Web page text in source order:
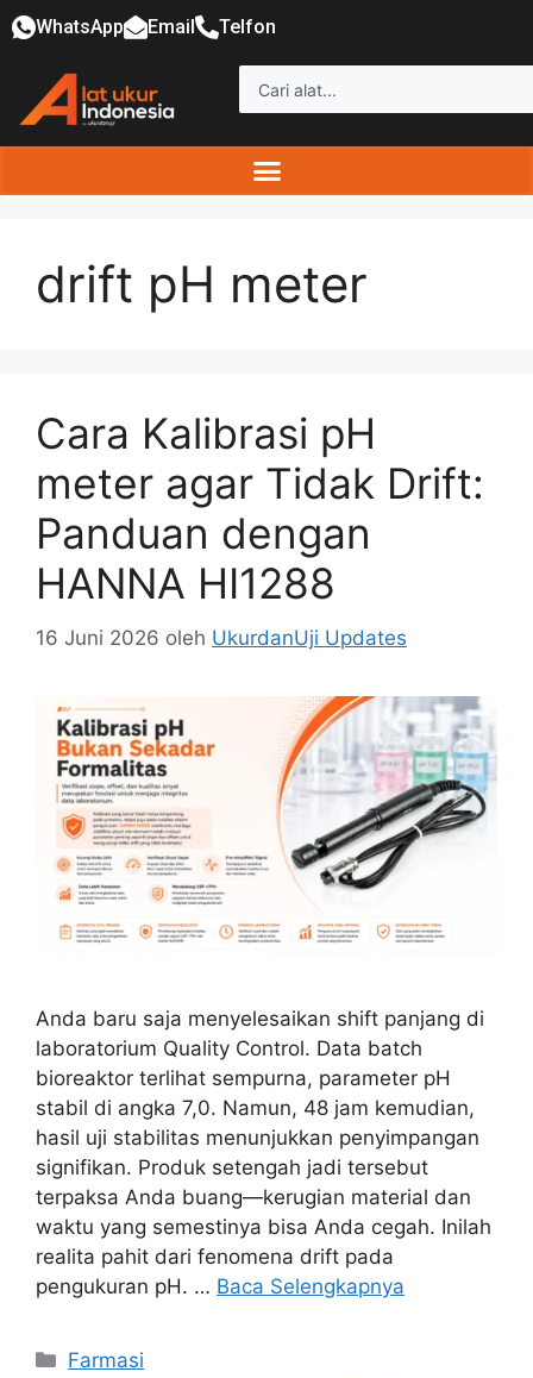
WhatsApp Email Telfon
drift pH meter
Cara Kalibrasi pH
meter agar Tidak Drift:
Panduan dengan
HANNA HI1288
16 Juni 2026 oleh UkurdanUji Updates
Anda baru saja menyelesaikan shift panjang di
laboratorium Quality Control. Data batch
bioreaktor terlihat sempurna, parameter pH
stabil di angka 7,0. Namun, 48 jam kemudian,
hasil uji stabilitas menunjukkan penyimpangan
signifikan. Produk setengah jadi tersebut
terpaksa Anda buang—kerugian material dan
waktu yang semestinya bisa Anda cegah. Inilah
realita pahit dari fenomena drift pada
pengukuran pH. … Baca Selengkapnya
Farmasi